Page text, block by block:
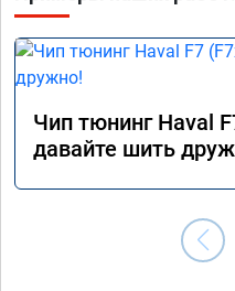
Чип тюнинг Haval
давайте шить